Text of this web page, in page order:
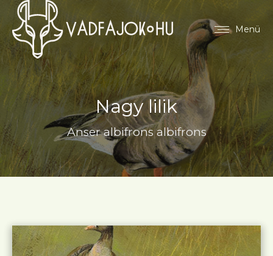
Menü
Nagy lilik
Anser albifrons albifrons